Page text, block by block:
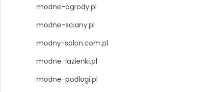
modne-ogrody.pl
modne-sciany.pl
modny-salon.com.pl
modne-lazienki.pl
modne-podlogi.pl